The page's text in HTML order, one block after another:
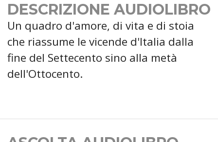
DESCRIZIONE AUDIOLIBRO
Un quadro d'amore, di vita e di stoia
che riassume le vicende d'Italia dalla
fine del Settecento sino alla metà
dell'Ottocento.